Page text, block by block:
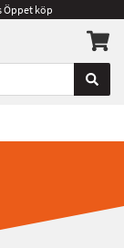
Öppet köp